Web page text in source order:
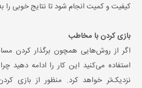
کیفیت و کمیت انجام شود تا نتایج خوبی را
بازی کردن با مخاطب
اگر از روش‌هایی همچون برگذار کردن
استفاده می‌کنید این کار را ادامه دهید
نزدیک‌تر خواهد کرد. منظور از بازی کردن